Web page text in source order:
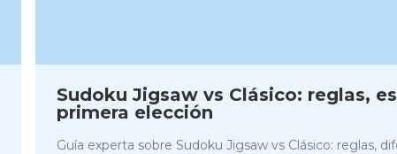
Sudoku Jigsaw vs Clásico: reglas,
primera elección
Guía experta sobre Sudoku Jigsaw vs Clásico: reglas,